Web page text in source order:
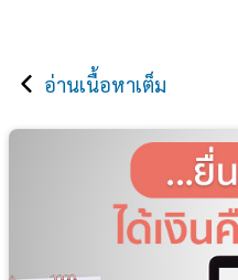
อ่านเนื้อหาเต็ม